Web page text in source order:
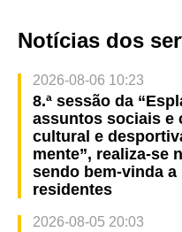
Notícias dos
2026-08-06 10:23
8.ª sessão da
assuntos sociais e
cultural e
mente”, realiza-se
sendo bem-vinda
residentes
2026-08-05 20:03